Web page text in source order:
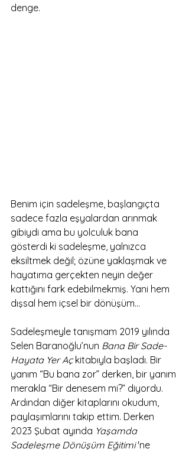
denge.
Benim için sadeleşme, başlangıçta
sadece fazla eşyalardan arınmak
gibiydi ama bu yolculuk bana
gösterdi ki sadeleşme, yalnızca
eksiltmek değil; özüne yaklaşmak ve
hayatıma gerçekten neyin değer
kattığını fark edebilmekmiş. Yani hem
dışsal hem içsel bir dönüşüm…
Sadeleşmeyle tanışmam 2019 yılında
Selen Baranoğlu’nun Bana Bir Sade-
Hayata Yer Aç kitabıyla başladı. Bir
yanım “Bu bana zor” derken, bir yanım
merakla “Bir denesem mi?” diyordu.
Ardından diğer kitaplarını okudum,
paylaşımlarını takip ettim. Derken
2023 Şubat ayında Yaşamda
Sadeleşme Dönüşüm Eğitimi 'ne